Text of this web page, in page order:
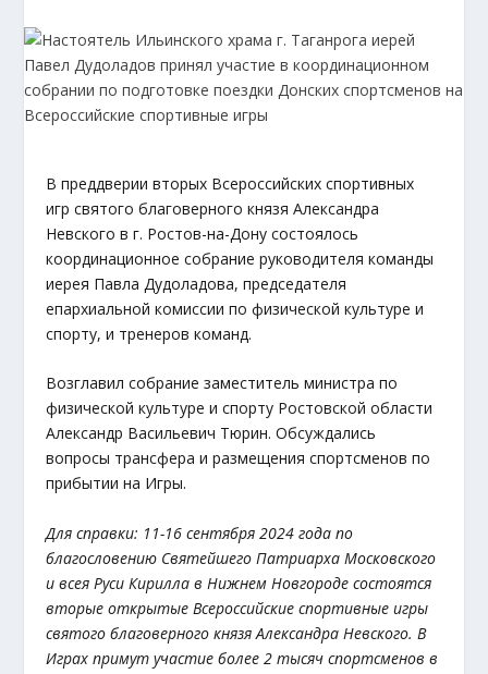
В преддверии вторых Всероссийских спортивных
игр святого благоверного князя Александра
Невского в г. Ростов-на-Дону состоялось
координационное собрание руководителя команды
иерея Павла Дудоладова, председателя
епархиальной комиссии по физической культуре и
спорту, и тренеров команд.
Возглавил собрание заместитель министра по
физической культуре и спорту Ростовской области
Александр Васильевич Тюрин. Обсуждались
вопросы трансфера и размещения спортсменов по
прибытии на Игры.
Для справки: 11-16 сентября 2024 года по
благословению Святейшего Патриарха Московского
и всея Руси Кирилла в Нижнем Новгороде состоятся
вторые открытые Всероссийские спортивные игры
святого благоверного князя Александра Невского. В
Играх примут участие более 2 тысяч спортсменов в